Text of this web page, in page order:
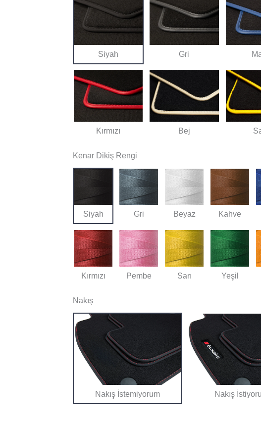
Siyah Gri
Kırmızı Bej
Kenar Dikiş Rengi
Siyah Gri Beyaz Kahve
Kırmızı Pembe Sarı Yeşil
Nakış
Nakış İstemiyorum Nakış